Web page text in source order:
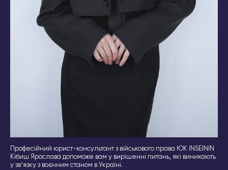
Професійний юрист-консультант з військового права ЮК INSEININ
Кібиш Ярослава допоможе вам у вирішенні питань, які виникають
у звʼязку з воєнним станом в Україні.